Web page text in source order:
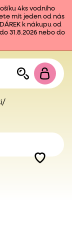
4ks vodního
mít jeden od nás
k nákupu od
31.8.2026 nebo do
/